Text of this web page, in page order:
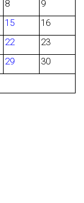
8
9
15
16
22
23
29
30